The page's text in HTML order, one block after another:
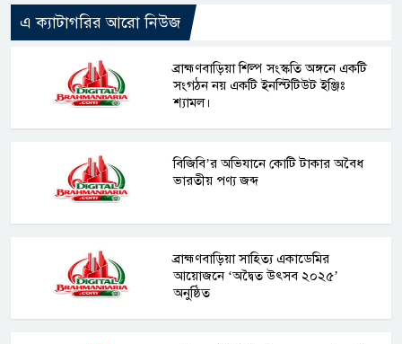
এ ক্যাটাগরির আরো নিউজ
ব্রাহ্মণবাড়িয়া শিল্প সংস্কতি অঙ্গনে একটি
সংগঠন নয় একটি ইনস্টিটিউট ইঞ্জিঃ
শ্যামল।
বিজিবি’র অভিযানে কোটি টাকার অবৈধ
ভারতীয় পণ্য জব্দ
ব্রাহ্মণবাড়িয়া সাহিত্য একাডেমির
আয়োজনে ‘অদ্বৈত উৎসব ২০২৫’
অনুষ্ঠিত